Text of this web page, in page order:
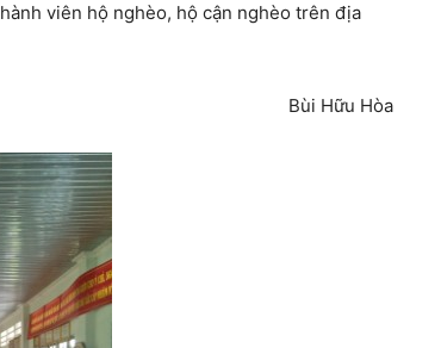
viên hộ nghèo, hộ cận nghèo trên địa
Bùi Hữu Hòa